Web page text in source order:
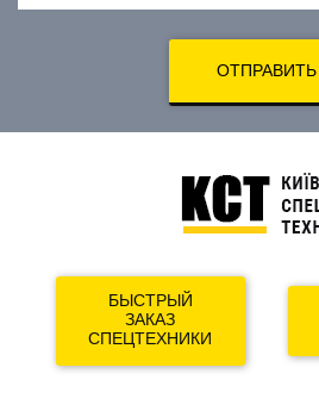
ОТПРАВИТЬ
БЫСТРЫЙ
ЗАКАЗ
СПЕЦТЕХНИКИ